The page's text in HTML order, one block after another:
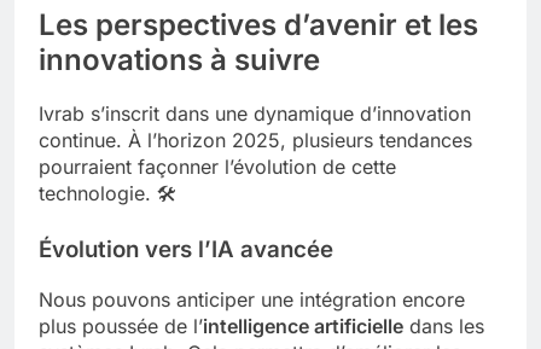
Les perspectives d’avenir et les
innovations à suivre
Ivrab s’inscrit dans une dynamique d’innovation
continue. À l’horizon 2025, plusieurs tendances
pourraient façonner l’évolution de cette
technologie. 🛠️
Évolution vers l’IA avancée
Nous pouvons anticiper une intégration encore
plus poussée de l’intelligence artificielle dans les